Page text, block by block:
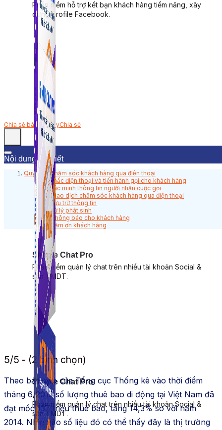
Simple Chat Pro
Phần mềm quản lý chat trên nhiều tài khoản Social &
sàn TMDT.
Phần mềm hỗ trợ kết bạn khách hàng tiềm năng, xây
dựng profile Facebook.
Simple Chat Pro
Phần mềm quản lý chat trên nhiều tài khoản Social &
sàn TMDT.
Chia sẻ bài viết nàyChia sẻ
Nội dung bài viết
Quy trình chăm sóc khách hàng qua điện thoại
1. Nhấc điện thoại và tiến hành gọi cho khách hàng
2. Xác minh thông tin người nhận cuộc gọi
3. Giao dịch chăm sóc khách hàng qua điện thoại
4. Lưu trữ thông tin
5. Xử lý phát sinh
6. Thông báo cho khách hàng
7. Cảm ơn khách hàng
5/5 - (2 bình chọn)
Theo báo cáo của Tổng cục Thống kê vào thời điểm
tháng 6/2015 số lượng thuê bao di động tại Việt Nam đã
đạt mốc 137 triệu thuê bao, tăng 14,3% so với năm
2014. Nhìn vào số liệu đó có thể thấy đây là thị trường